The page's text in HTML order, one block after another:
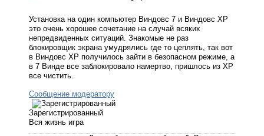
Установка на один компьютер Виндовс 7 и Виндовс ХР
это очень хорошее сочетание на случай всяких
непредвиденных ситуаций. Знакомые не раз
блокировщик экрана умудрялись где то цеплять, так вот
в Виндовс ХР получилось зайти в безопасном режиме, а
в 7 Винде все заблокировало намертво, пришлось из ХР
все чистить.
Сообщение модератору
Зарегистрированный
Вся жизнь игра